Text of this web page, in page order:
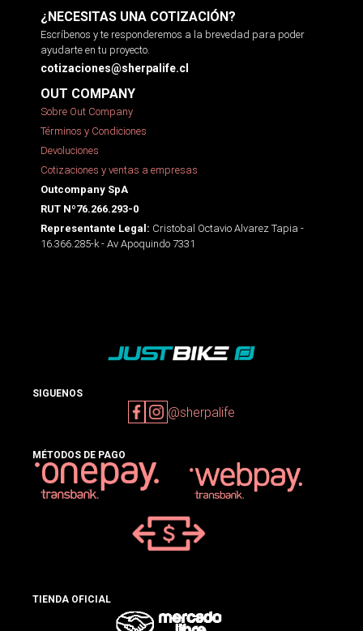
¿NECESITAS UNA COTIZACIÓN?
Escríbenos y te responderemos a la brevedad para poder
ayudarte en tu proyecto.
cotizaciones@sherpalife.cl
OUT COMPANY
Sobre Out Company
Términos y Condiciones
Devoluciones
Cotizaciones y ventas a empresas
Outcompany SpA
RUT Nº76.266.293-0
Representante Legal: Cristobal Octavio Alvarez Tapia -
16.366.285-k - Av Apoquindo 7331
SIGUENOS
@sherpalife
MÉTODOS DE PAGO
TIENDA OFICIAL